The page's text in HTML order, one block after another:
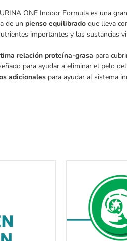
ONE Indoor Formula es una
de un pienso equilibrado que lleva
importantes y las sustancias
relación proteína-grasa para
para ayudar a eliminar el pelo
adicionales para ayudar al sistema